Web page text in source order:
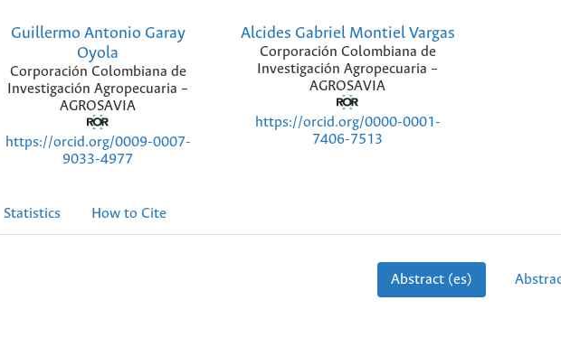
Guillermo Antonio Garay
Oyola
Corporación Colombiana de
Investigación Agropecuaria –
AGROSAVIA
https://orcid.org/0009-0007-
9033-4977
Alcides Gabriel Montiel Vargas
Corporación Colombiana de
Investigación Agropecuaria –
AGROSAVIA
https://orcid.org/0000-0001-
7406-7513
Statistics How to Cite
Abstract (es)